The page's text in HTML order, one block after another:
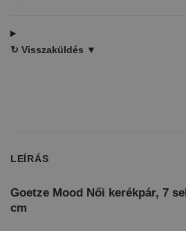
↻ Visszaküldés ▼
LEÍRÁS
Goetze Mood Női kerékpár, 7
cm